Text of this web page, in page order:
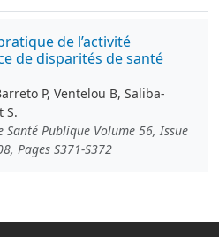
de l’activité
de disparités de santé
P, Ventelou B, Saliba-
S.
Santé Publique Volume 56, Issue
Pages S371-S372